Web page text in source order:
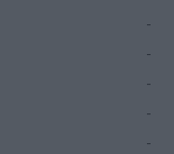
-
-
-
-
-